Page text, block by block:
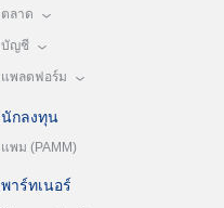
ตลาด
บัญชี
แพลตฟอร์ม
นักลงทุน
แพม (PAMM)
พาร์ทเนอร์